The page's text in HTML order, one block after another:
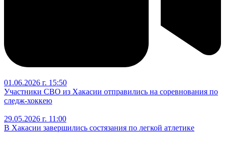
01.06.2026 г. 15:50
Участники СВО из Хакасии отправились на соревнования по
следж-хоккею
29.05.2026 г. 11:00
В Хакасии завершились состязания по легкой атлетике